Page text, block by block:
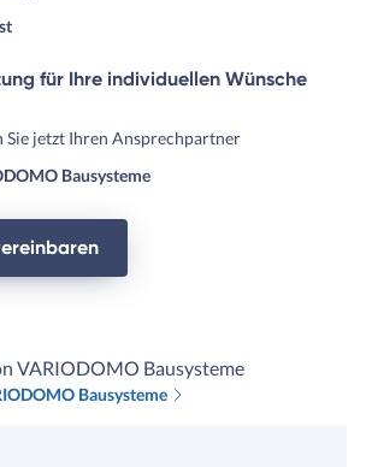
für Ihre individuellen Wünsche
Sie jetzt Ihren Ansprechpartner
Bausysteme
VARIODOMO Bausysteme
Bausysteme